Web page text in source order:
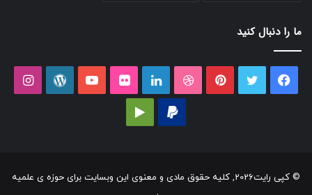
ما را دنبال کنید
فیسبوک توییتر پینتریست
دریبببل لینکداین تصاویر یوتیوب وردپرس
پی‌پال
© کپی رایت2026, کلیه حقوق مادی و معنوی این وبسایت برای حوزه ی علمیه